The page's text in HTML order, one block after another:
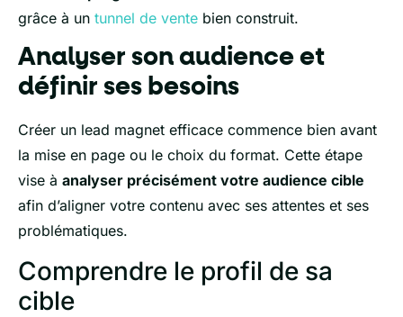
grâce à un tunnel de vente bien construit.
Analyser son audience et
définir ses besoins
Créer un lead magnet efficace commence bien avant
la mise en page ou le choix du format. Cette étape
vise à analyser précisément votre audience cible
afin d’aligner votre contenu avec ses attentes et ses
problématiques.
Comprendre le profil de sa
cible